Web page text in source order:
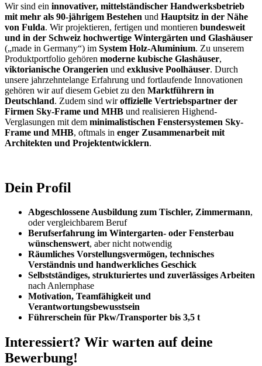
Wir sind ein innovativer, mittelständischer Handwerksbetrieb
mit mehr als 90-jährigem Bestehen und Hauptsitz in der Nähe
von Fulda. Wir projektieren, fertigen und montieren bundesweit
und in der Schweiz hochwertige Wintergärten und Glashäuser
(„made in Germany“) im System Holz-Aluminium. Zu unserem
Produktportfolio gehören moderne kubische Glashäuser,
viktorianische Orangerien und exklusive Poolhäuser. Durch
unsere jahrzehntelange Erfahrung und fortlaufende Innovationen
gehören wir auf diesem Gebiet zu den Marktführern in
Deutschland. Zudem sind wiroffizielle Vertriebspartner der
Firmen Sky-Frame und MHB und realisieren Highend-
Verglasungen mit dem minimalistischen Fenstersystemen Sky-
Frame und MHB, oftmals in enger Zusammenarbeit mit
Architekten und Projektentwicklern.
Dein Profil
Abgeschlossene Ausbildung zum Tischler, Zimmermann,
oder vergleichbarem Beruf
Berufserfahrung im Wintergarten- oder Fensterbau
wünschenswert, aber nicht notwendig
Räumliches Vorstellungsvermögen, technisches
Verständnis und handwerkliches Geschick
Selbstständiges, strukturiertes und zuverlässiges Arbeiten
nach Anlernphase
Motivation, Teamfähigkeit und
Verantwortungsbewusstsein
Führerschein für Pkw/Transporter bis 3,5 t
Interessiert? Wir warten auf deine
Bewerbung!